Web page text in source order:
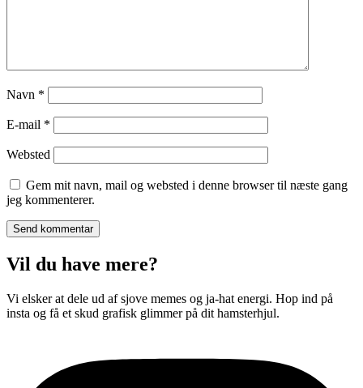
Navn *
E-mail *
Websted
Gem mit navn, mail og websted i denne browser til næste gang
jeg kommenterer.
Vil du have mere?
Vi elsker at dele ud af sjove memes og ja-hat energi. Hop ind på
insta og få et skud grafisk glimmer på dit hamsterhjul.